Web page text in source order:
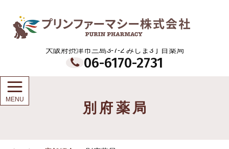
プリンファーマシー株式会社
大阪府摂津市三島3-7-2 みしま3丁目薬局
06-6170-2731
別府薬局